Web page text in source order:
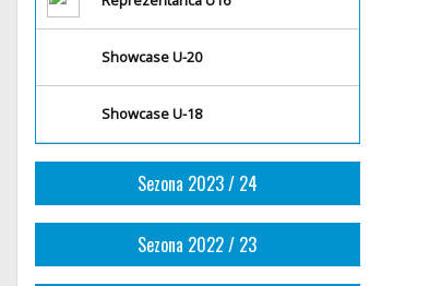
Showcase U-20
Showcase U-18
Sezona 2023 / 24
Sezona 2022 / 23